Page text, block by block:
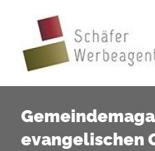
springen
evangelischen